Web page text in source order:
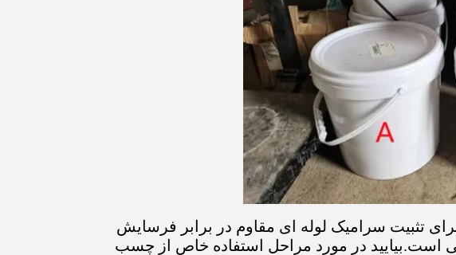
تثبیت سرامیک لوله ای مقاوم در برابر فرسایش
در مورد مراحل استفاده خاص از چسب